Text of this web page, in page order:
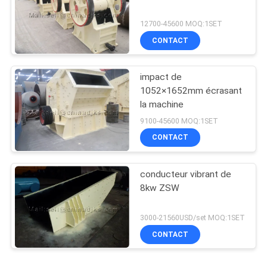
12700-45600 MOQ:1SET
CONTACT
impact de
1052×1652mm écrasant
la machine
9100-45600 MOQ:1SET
CONTACT
conducteur vibrant de
8kw ZSW
3000-21560USD/set MOQ:1SET
CONTACT